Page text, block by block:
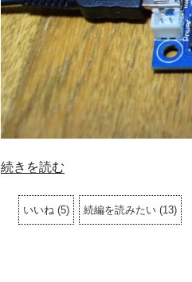
“プ
続きを読む
いいね (5) 続編を読みたい (13)